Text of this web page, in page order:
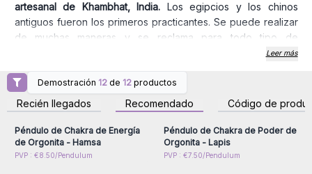
artesanal de Khambhat, India.
Los egipcios y los chinos
antiguos fueron los primeros practicantes. Se puede realizar
de muchas maneras y se reclama para todo tipo de
propósitos, como encontrar agua, minerales, personas
desaparecidas e incluso objetos perdidos. También se utiliza
en curación y reiki.
Los péndulos de chakra de orgonita de AW Artisan
Españadestacan por estar elaborados con resina, metales y
minerales naturales, lo que les otorga la capacidad de
armonizar y canalizar la energía. En el caso de los péndulos
de chakras, se incorporan piedras asociadas a los siete
Leer más
Demostración 12 de 12 productos
Recién llegados Recomendado Código de
Inicie sesión o regístrese
para obtener precios al
por mayor
Péndulo de Chakra de Energía
de Orgonita - Hamsa
PVP : €8.50/Pendulum
para obtener precios al
por mayor
Péndulo de Chakra de Poder de
Orgonita - Lapis
PVP : €7.50/Pendulum
Inicie sesión o regístrese
Inicie sesión o regístrese